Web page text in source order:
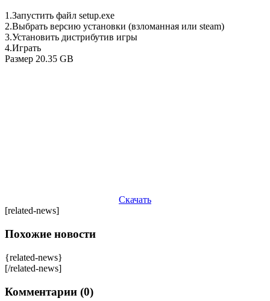
1.Запустить файл setup.exe
2.Выбрать версию установки (взломанная или steam)
3.Установить дистрибутив игры
4.Играть
Размер 20.35 GB
Скачать
[related-news]
Похожие новости
{related-news}
[/related-news]
Комментарии (0)